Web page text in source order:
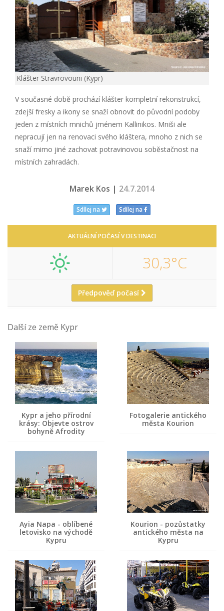
Klášter Stravrovouni (Kypr)
V současné době prochází klášter kompletní rekonstrukcí,
zdejší fresky a ikony se snaží obnovit do původní podoby
jeden z místních mnichů jménem Kallinikos. Mniši ale
nepracují jen na renovaci svého kláštera, mnoho z nich se
snaží mimo jiné zachovat potravinovou soběstačnost na
místních zahradách.
Marek Kos | 24.7.2014
Sdílej na Sdílej na
AKTUÁLNÍ POČASÍ V DESTINACI
30,3°C
Předpověď počasí
Další ze země Kypr
Kypr a jeho přírodní
krásy: Objevte ostrov
bohyně Afrodity
Fotogalerie antického
města Kourion
Ayia Napa - oblíbené
letovisko na východě
Kypru
Kourion - pozůstatky
antického města na
Kypru